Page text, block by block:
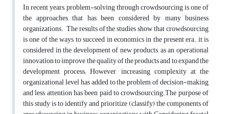
In recent years, problem-solving through crowdsourcing is one of
the approaches that has been considered by many business
organizations. The results of the studies show that crowdsourcing
is one of the ways to succeed in economics in the present era. it is
considered in the development of new products, as an operational
innovation to improve the quality of the products and to expand the
development process; However, increasing complexity at the
organizational level has added to the problem of decision-making
and less attention has been paid to crowdsourcing.The purpose of
this study is to identify and prioritize (classify) the components of